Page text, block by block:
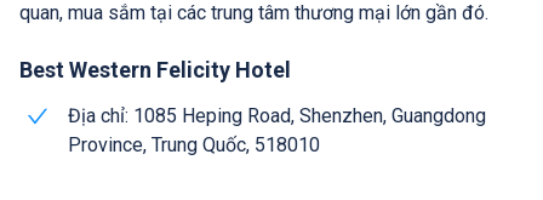
quan, mua sắm tại các trung tâm thương mại lớn gần đó.
Best Western Felicity Hotel
Địa chỉ: 1085 Heping Road, Shenzhen, Guangdong
Province, Trung Quốc, 518010